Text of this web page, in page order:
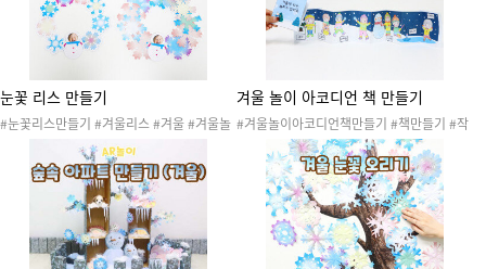
눈꽃 리스 만들기
#눈꽃리스만들기 #겨울리스 #겨울 #겨울놀
이 #겨울만들기 #겨울활동 #겨울도안 #종이
오리기 #가위오리기 #겨울오리기 #겨울꾸미
기 #겨울환경판 #눈결정체 #눈사람 #눈꽃놀
이 #눈꽃오리기
겨울 놀이 아코디언 책 만들기
#겨울놀이아코디언책만들기 #책만들기 #작
은책만들기 #겨울 #겨울놀이 #겨울활동 #겨
울활동지 #겨울학습지 #색칠활동 #색칠놀이
#미술활동 #가위오리기 #소근육발달 #스키
#눈썰매 #눈싸움 #눈사람 #얼음낚시 #스케